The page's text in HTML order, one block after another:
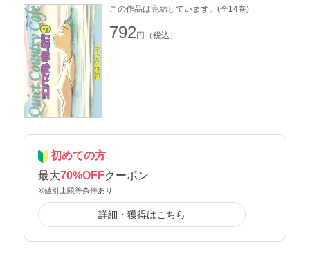
この作品は完結しています。(全14巻)
792 円（税込）
初めての方
最大70%OFFクーポン
※値引上限等条件あり
詳細・獲得はこちら